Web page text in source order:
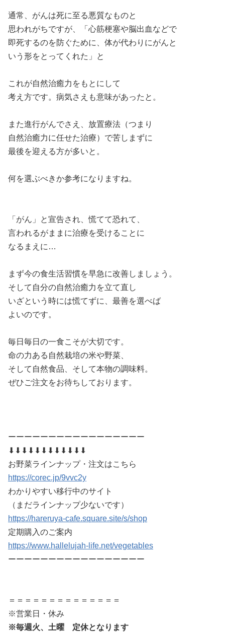
通常、がんは死に至る悪質なものと
思われがちですが、「心筋梗塞や脳出血などで
即死するのを防ぐために、体が代わりにがんと
いう形をとってくれた」と
これが自然治癒力をもとにして
考え方です。病気さえも意味があったと。
また進行がんでさえ、放置療法（つまり
自然治癒力に任せた治療）で苦しまずに
最後を迎える方が多いと。
何を選ぶべきか参考になりますね。
「がん」と宣告され、慌てて恐れて、
言われるがままに治療を受けることに
なるまえに…
まず今の食生活習慣を早急に改善しましょう。
そして自分の自然治癒力を立て直し
いざという時には慌てずに、最善を選べば
よいのです。
毎日毎日の一食こそが大切です。
命の力ある自然栽培の米や野菜、
そして自然食品、そして本物の調味料。
ぜひご注文をお待ちしております。
ーーーーーーーーーーーーーーーーー
⬇︎⬇︎⬇︎⬇︎⬇︎⬇︎⬇︎⬇︎⬇︎⬇︎⬇︎⬇︎
お野菜ラインナップ・注文はこちら
https://corec.jp/9vvc2y
わかりやすい移行中のサイト
（まだラインナップ少ないです）
https://hareruya-cafe.square.site/s/shop
定期購入のご案内
https://www.hallelujah-life.net/vegetables
ーーーーーーーーーーーーーーーーー
＝＝＝＝＝＝＝＝＝＝＝＝＝＝
※営業日・休み
※毎週火、土曜 定休となります